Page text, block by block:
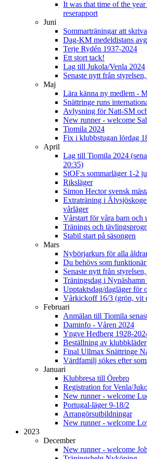
It was that time of the
reserapport
Juni
Sommarträningar att
Dag-KM medeldistans
Terje Rydén 1937-2024
Ett stort tack!
Lag till Jukola/Venla 2024
Senaste nytt från
Maj
Lära känna ny medlem -
Snättringe runs
Avlysning för Natt-SM
New runner - welcome
Tiomila 2024
Fix i klubbstugan lördag
April
Lag till Tiomila 2024
20:35)
StOF:s sommarläger 1-2
Riksläger
Simon Hector svensk
Extraträning i
vårläger
Vårstart för våra barn och
Tränings och
Stabil start på säsongen
Mars
Nybörjarkurs för alla
Du behövs som
Senaste nytt från
Träningsdag i
Upptaktsdag/dagläger för
Vårkickoff 16/3 (grön, vit
Februari
Anmälan till Tiomila
Daminfo - Våren 2024
Yngve Hedberg 1928-
Beställning av klubbkläder
Final Ullmax Snättringe
Värdfamilj sökes efter
Januari
Klubbresa till Örebro
Registration for Venla/
New runner - welcome
Portugal-läger 9-18/2
Arrangörsutbildningar
New runner - welcome
2023
December
New runner - welcome